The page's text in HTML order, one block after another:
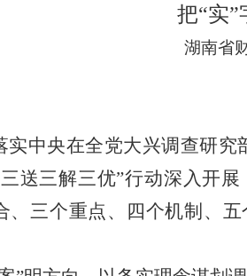
把“实
湖南省
实中央在全党大兴调查研究
送三解三优”行动深入开
、三个重点、四个机制、